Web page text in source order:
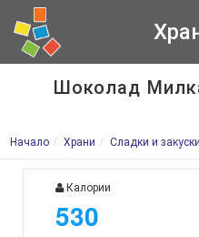
Шоколад
Начало Храни Сладки и закуски
Калории
530